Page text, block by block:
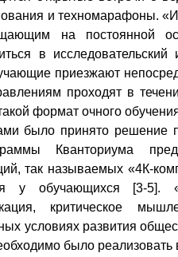
и техномарафоны.
на постоянной
в
приезжают
проходят в
формат очного
было принято решение
Кванториума
так называемых «4К-
у обучающихся [3-5].
критическое
условиях развития
было